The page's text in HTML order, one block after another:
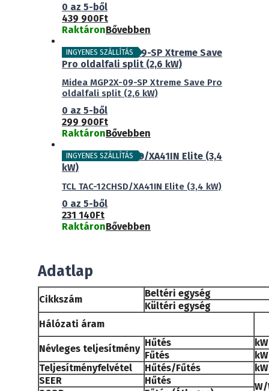
0 az 5-ből
439 900Ft
RaktáronBővebben
INGYENES SZÁLLÍTÁS
Midea MGP2X-09-SP Xtreme Save Pro
oldalfali split (2,6 kW)
0 az 5-ből
299 900Ft
RaktáronBővebben
INGYENES SZÁLLÍTÁS
TCL TAC-12CHSD/XA41IN Elite (3,4 kW)
0 az 5-ből
231 140Ft
RaktáronBővebben
Adatlap
Cikkszám
Beltéri egység
Kültéri egység
Hálózati áram
Névleges teljesítmény
Hűtés
kW
Fűtés
kW
Teljesítményfelvétel
Hűtés/Fűtés
kW
SEER
Hűtés
W/